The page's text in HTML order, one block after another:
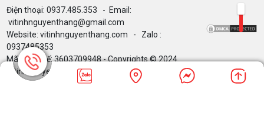
Điện thoại: 0937.485.353 - Email:
vitinhnguyenthang@gmail.com
Website: vitinhnguyenthang.com - Zalo :
0937485353
Mã Số Thuế: 3603709948 - Copyrights © 2024
Vitinhnguyenthang.com. All Rights Reserved